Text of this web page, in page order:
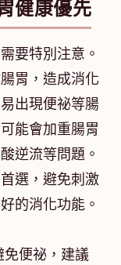
健康優先
要特別注意。
胃，造成消化
出現便祕等腸
能會加重腸胃
逆流等問題。
選，避免刺激
的消化功能。
便祕，建議